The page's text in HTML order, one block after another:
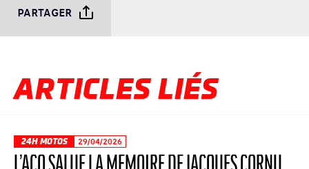
PARTAGER
ARTICLES LIÉS
24H MOTOS 29/04/2026